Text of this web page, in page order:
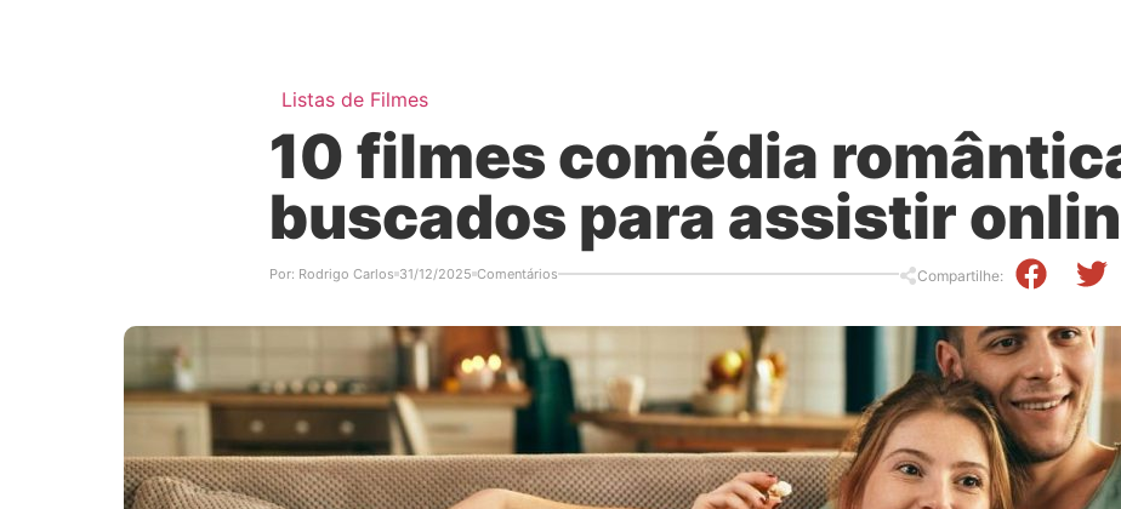
Listas de Filmes
10 filmes comédia
buscados para assistir
Por: Rodrigo Carlos 31/12/2025 Comentários Compartilhe: